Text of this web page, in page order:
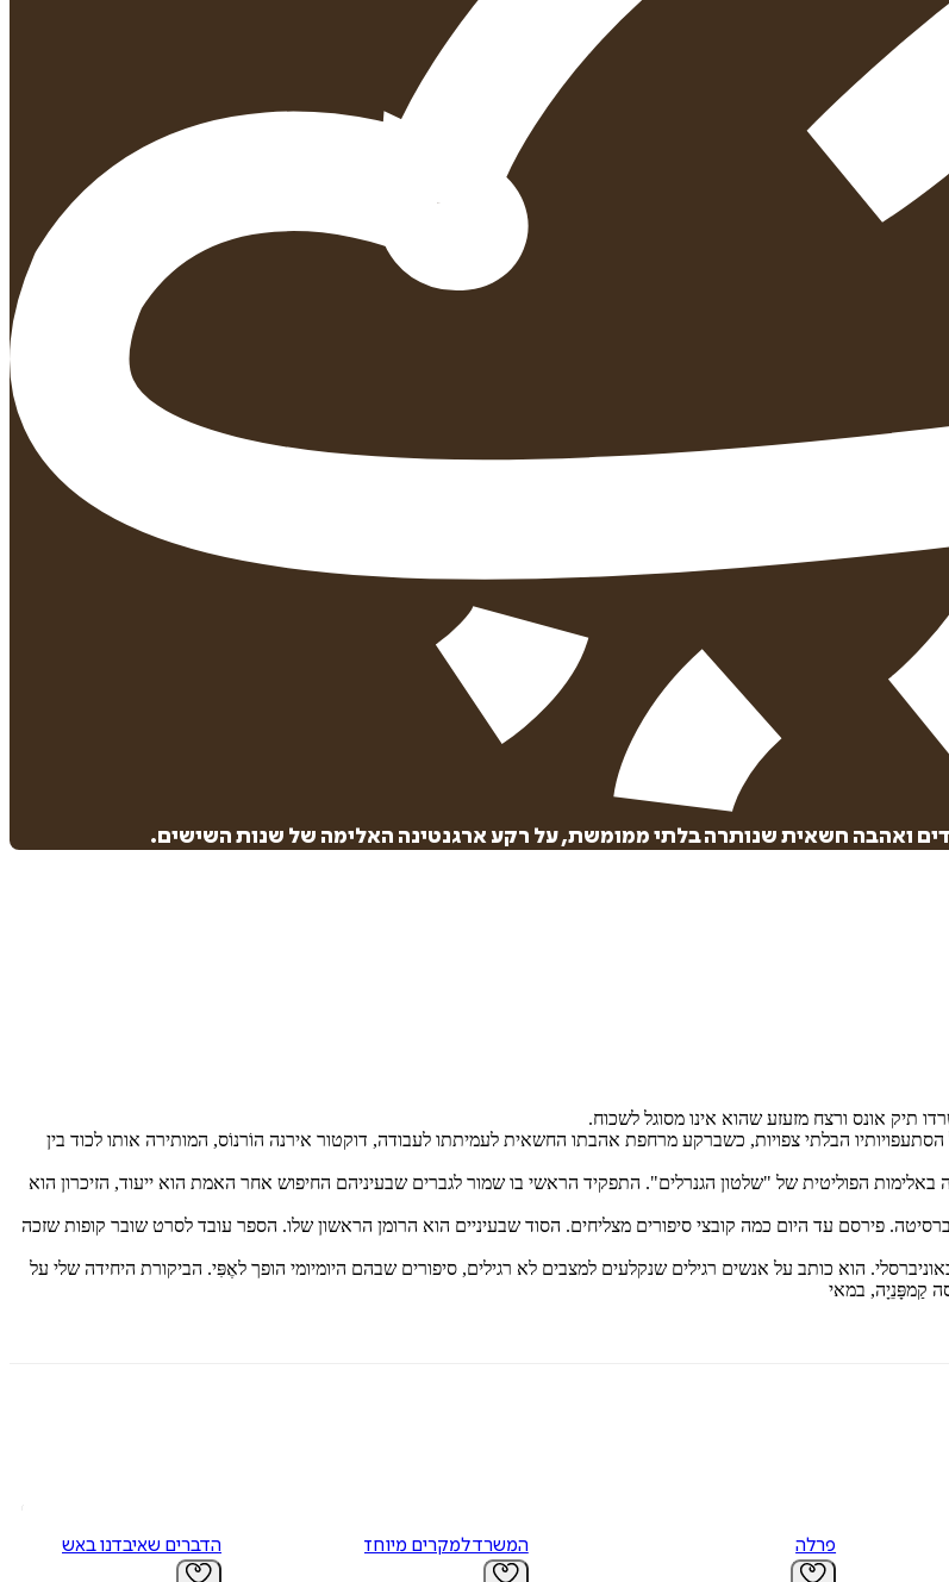
31/08/2026 מחיר על הספר: ₪
ואהבה חשאית שנותרה בלתי ממומשת, על רקע ארגנטינה האלימה של שנות השישים.
תיק אונס ורצח מזעזע שהוא אינו מסוגל לשכוח.
הבלתי צפויות, כשברקע מרחפת אהבתו החשאית לעמיתתו לעבודה, דוקטור אירנה הוֹרנוֹס, המותירה אותו לכוד בין
הפוליטית של "שלטון הגנרלים". התפקיד הראשי בו שמור לגברים שבעיניהם החיפוש אחר האמת הוא ייעוד, הזיכרון הוא
להיסטוריה בתיכון וכמרצה באוניברסיטה. פירסם עד היום כמה קובצי סיפורים מצליחים. הסוד שבעיניים הוא הרומן הראשון שלו. הספר עובד לסרט שובר קופות שזכה
הוא כותב על אנשים רגילים שנקלעים למצבים לא רגילים, סיפורים שבהם היומיומי הופך לאֶפִּי. הביקורת היחידה שלי על
קַמפָּנֵיָה, במאי
פרלה המשרד למקרים מיוחדים הדברים שאיבדנו באש